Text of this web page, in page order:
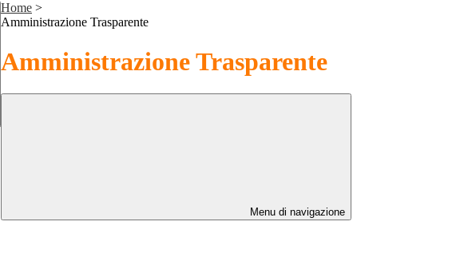
Home >
Amministrazione Trasparente
Amministrazione Trasparente
Menu di navigazione